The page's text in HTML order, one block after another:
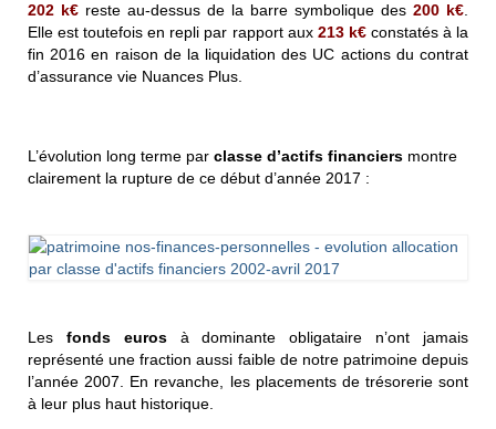
202 k€ reste au-dessus de la barre symbolique des 200 k€
Elle est toutefois en repli par rapport aux 213 k€ constatés à la
fin 2016 en raison de la liquidation des UC actions du contrat
d’assurance vie Nuances Plus.
L’évolution long terme par classe d’actifs financiers montre
clairement la rupture de ce début d’année 2017 :
Les fonds eurosà dominante obligataire n’ont jamais
représenté une fraction aussi faible de notre patrimoine depuis
l’année 2007. En revanche, les placements de trésorerie sont
à leur plus haut historique.